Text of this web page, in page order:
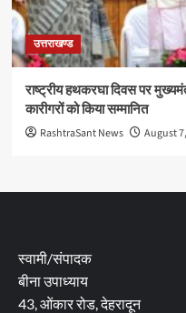
उत्तराखण्ड
राष्ट्रीय हथकरघा दिवस पर
कारीगरों को किया सम्मानित
RashtraSant News August
स्वामी/संपादक
बीना उपाध्याय
43, ओंकार रोड, देहरादून